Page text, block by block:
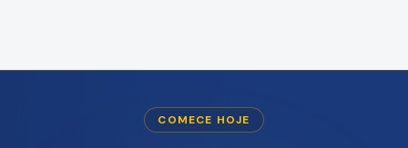
COMECE HOJE